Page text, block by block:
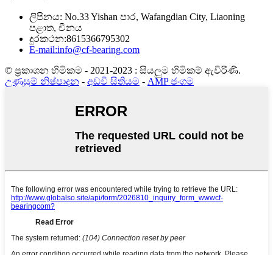
ලිපිනය: No.33 Yishan පාර, Wafangdian City, Liaoning
පළාත, චීනය
දුරකථන:8615366795302
E-mail:info@cf-bearing.com
© ප්‍රකාශන හිමිකම - 2021-2023 : සියලුම හිමිකම් ඇවිරිණි.
උණුසුම් නිෂ්පාදන - අඩවි සිතියම - AMP ජංගම